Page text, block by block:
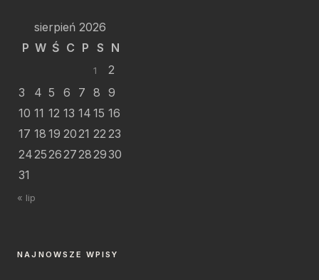
sierpień 2026
P W Ś C P S N
1
2
3
4 5 6 7 8 9
10 11 12 13 14 15 16
17 18 19 2021 22 23
24252627282930
31
« lip
NAJNOWSZE WPISY